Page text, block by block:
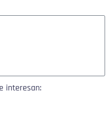
interesan: